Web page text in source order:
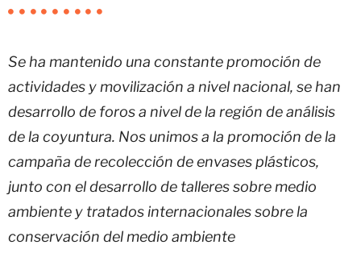
Se ha mantenido una constante promoción de
actividades y movilización a nivel nacional, se han
desarrollo de foros a nivel de la región de análisis
de la coyuntura. Nos unimos a la promoción de la
campaña de recolección de envases plásticos,
junto con el desarrollo de talleres sobre medio
ambiente y tratados internacionales sobre la
conservación del medio ambiente